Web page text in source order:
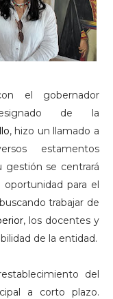
el gobernador
de la
, hizo un llamado a
estamentos
gestión se centrará
para el
trabajar de
, los docentes y
de la entidad.
del
a corto plazo.